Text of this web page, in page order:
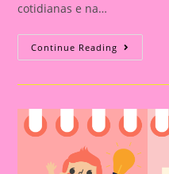
cotidianas e na…
Continue Reading
De
Escolar
Mês
Com
O
Tema
Animais